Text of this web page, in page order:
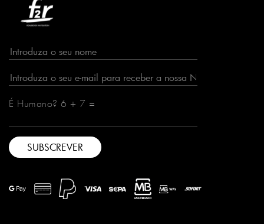
É Humano? 6 + 7 =